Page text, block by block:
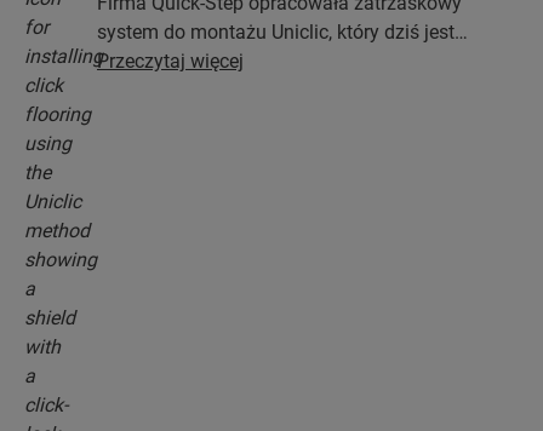
system do montażu Uniclic, który dziś jest
standardowym systemem stosowanym przy
Przeczytaj więcej